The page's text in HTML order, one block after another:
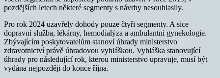
pozdějších letech některé segmenty s návrhy nesouhlasily.
Pro rok 2024 uzavřely dohody pouze čtyři segmenty. A sice
dopravní služba, lékárny, hemodialýza a ambulantní gynekologie.
Zbývajícím poskytovatelům stanoví úhrady ministerstvo
zdravotnictví právě úhradovou vyhláškou. Vyhláška stanovující
úhrady pro následující rok, kterou ministerstvo upravuje, musí být
vydána nejpozději do konce října.